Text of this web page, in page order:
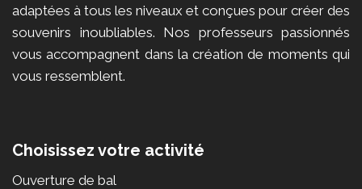
adaptées à tous les niveaux et conçues pour créer des
souvenirs inoubliables. Nos professeurs passionnés
vous accompagnent dans la création de moments qui
vous ressemblent.
Choisissez votre activité
Ouverture de bal